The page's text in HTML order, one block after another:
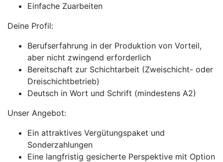
Einfache Zuarbeiten
Deine Profil:
Berufserfahrung in der Produktion von Vorteil,
aber nicht zwingend erforderlich
Bereitschaft zur Schichtarbeit (Zweischicht- oder
Dreischichtbetrieb)
Deutsch in Wort und Schrift (mindestens A2)
Unser Angebot:
Ein attraktives Vergütungspaket und
Sonderzahlungen
Eine langfristig gesicherte Perspektive mit Option